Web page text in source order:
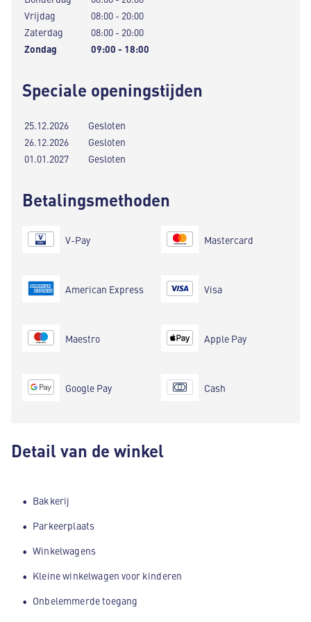
Vrijdag
08:00 - 20:00
Zaterdag
08:00 - 20:00
Zondag
09:00 - 18:00
Speciale openingstijden
25.12.2026
Gesloten
26.12.2026
Gesloten
01.01.2027
Gesloten
Betalingsmethoden
V-Pay
American Express
Maestro
Google Pay
Mastercard
Visa
Apple Pay
Cash
Detail van de winkel
Bakkerij
Parkeerplaats
Winkelwagens
Kleine winkelwagen voor kinderen
Onbelemmerde toegang